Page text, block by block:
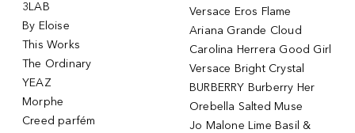
3LAB
By Eloise
This Works
The Ordinary
YEAZ
Morphe
Creed parfém
Versace Eros Flame
Ariana Grande Cloud
Carolina Herrera Good Girl
Versace Bright Crystal
BURBERRY Burberry Her
Orebella Salted Muse
Jo Malone Lime Basil &